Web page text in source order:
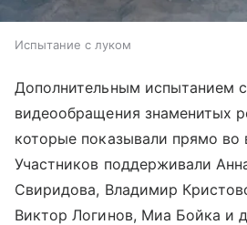
Испытание с луком
Дополнительным испытанием
видеообращения знаменитых
которые показывали прямо во
Участников поддерживали
Свиридова, Владимир
Виктор Логинов, Миа Бойка и